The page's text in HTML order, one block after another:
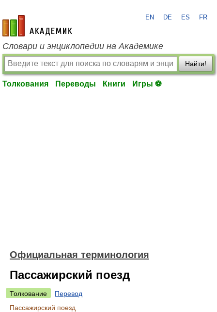
academic.ru
EN DE ES FR
Словари и энциклопедии на Академике
Найти!
Толкования Переводы Книги Игры ⚽
Официальная терминология
Пассажирский поезд
Толкование
Перевод
Пассажирский поезд